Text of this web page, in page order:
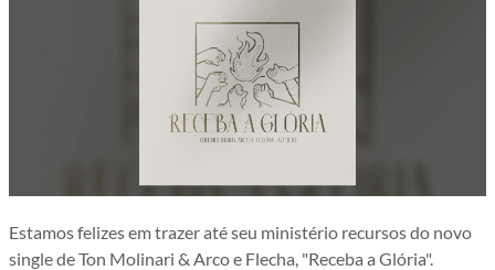
Estamos felizes em trazer até seu ministério recursos do novo
single de Ton Molinari & Arco e Flecha, "Receba a Glória".